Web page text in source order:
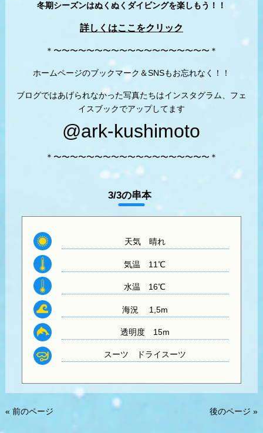
冬期シーズンはぬくぬくダイビングを楽しもう！！
詳しくはここをクリック
＊〜〜〜〜〜〜〜〜〜〜〜〜〜〜〜〜〜〜〜＊
ホームページのブックマーク＆SNSもお忘れなく！！
ブログではあげられなかった写真たちはインスタグラム、フェ
イスブックでアップしてます
@ark-kushimoto
＊〜〜〜〜〜〜〜〜〜〜〜〜〜〜〜〜〜〜〜＊
3/3の串本
天気晴れ
気温 11℃
水温 16℃
海況 1,5m
透明度15m
スーツ ドライスーツ
« 前のページ 後のページ »